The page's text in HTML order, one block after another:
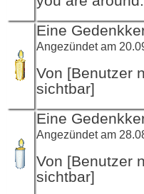
Eine
Angezündet am
Von [Benutzer
sichtbar]
Eine
Angezündet am
Von [Benutzer
sichtbar]